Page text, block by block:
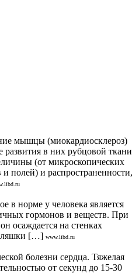
мышцы (миокардиосклероз)
развития в них рубцовой ткани
(от микроскопических
полей) и распространенности,
в норме у человека является
гормонов и веществ. При
осаждается на стенках
[…] www.libd.ru
болезни сердца. Тяжелая
от секунд до 15-30